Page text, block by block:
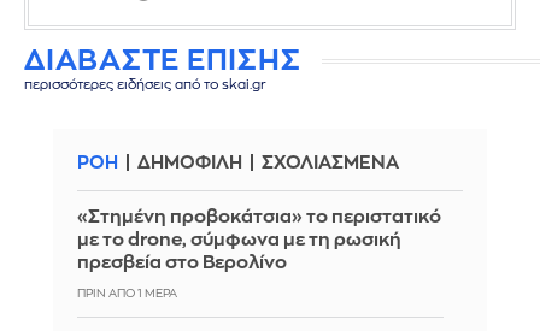
ΔΙΑΒΑΣΤΕ ΕΠΙΣΗΣ
περισσότερες ειδήσεις από το skai.gr
ΡΟΗ ΔΗΜΟΦΙΛΗ ΣΧΟΛΙΑΣΜΕΝΑ
«Στημένη προβοκάτσια» το περιστατικό
με το drone, σύμφωνα με τη ρωσική
πρεσβεία στο Βερολίνο
ΠΡΙΝ ΑΠΌ 1 ΜΈΡΑ